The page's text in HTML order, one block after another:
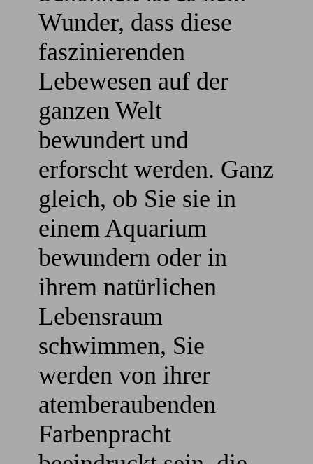
Wunder, dass diese
faszinierenden
Lebewesen auf der
ganzen Welt
bewundert und
erforscht werden. Ganz
gleich, ob Sie sie in
einem Aquarium
bewundern oder in
ihrem natürlichen
Lebensraum
schwimmen, Sie
werden von ihrer
atemberaubenden
Farbenpracht